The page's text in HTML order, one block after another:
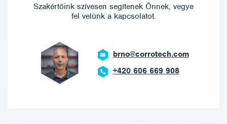
Szakértőink szívesen segítenek Önnek, vegye
fel velünk a kapcsolatot.
brno@corrotech.com
+420 606 669 908